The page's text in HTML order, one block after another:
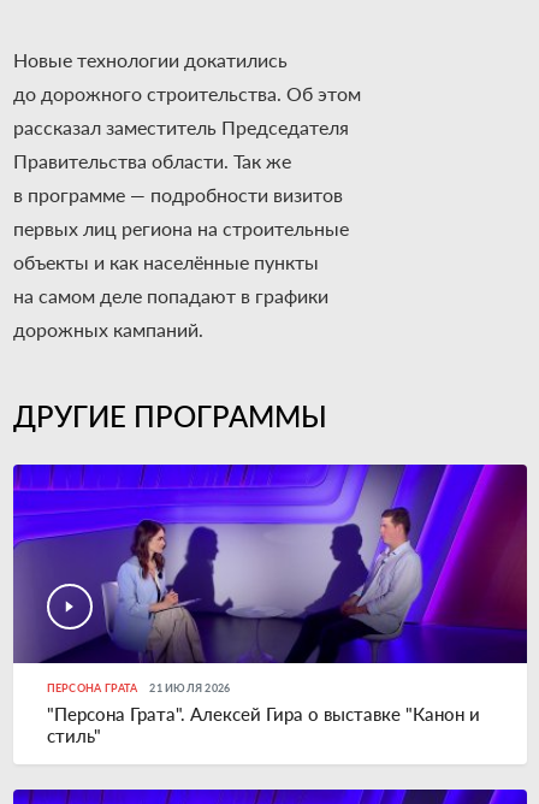
Новые технологии докатились
до дорожного строительства. Об этом
рассказал заместитель Председателя
Правительства области. Так же
в программе — подробности визитов
первых лиц региона на строительные
объекты и как населённые пункты
на самом деле попадают в графики
дорожных кампаний.
ДРУГИЕ ПРОГРАММЫ
ПЕРСОНА ГРАТА 21 ИЮЛЯ 2026
"Персона Грата". Алексей Гира о выставке "Канон и
стиль"